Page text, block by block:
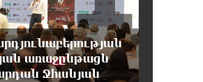
գրեթե ամբողջ
թույլատրելի սահմանը
8-08-2026
առաջընթացն
Ջհանյան